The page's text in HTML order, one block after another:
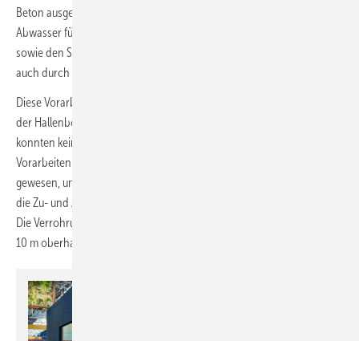
Beton ausgegossen. Zug um Zug wurden zeitgleich für die Frisch- und
Abwasser führenden Grundleitungen für die Bars, die Spülküche
sowie den Sanitärbereich Gräben in den Hallenboden und teilweise
auch durch bestehende Fundamente geschnitten bzw. gestemmt.
Diese Vorarbeiten im Bodenbereich hatten wiederum zur Folge, dass
der Hallenboden jeden Tag ein „neues Gesicht“ bekam. Dadurch
konnten keine festen Gerüste aufgestellt werden, um diese
Vorarbeiten nicht zu behindern. Gerüste wären aber hilfreich
gewesen, um im Rahmen des eng getakteten Zeitplans insbesondere
die Zu- und Abluftverrohrung unter der Decke installieren zu können.
Die Verrohrung war auf unterschiedlichen Höhenniveaus von bis zu
10 m oberhalb des heutigen Hallenbodenniveaus umzusetzen.